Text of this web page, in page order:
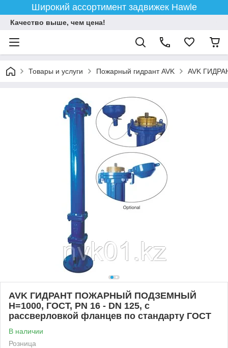
Широкий ассортимент задвижек Hawle
Качество выше, чем цена!
Товары и услуги Пожарный гидрант AVK AVK
AVK ГИДРАНТ ПОЖАРНЫЙ ПОДЗЕМНЫЙ
H=1000, ГОСТ, PN 16 - DN 125, с
рассверловкой фланцев по стандарту ГОСТ
В наличии
Розница